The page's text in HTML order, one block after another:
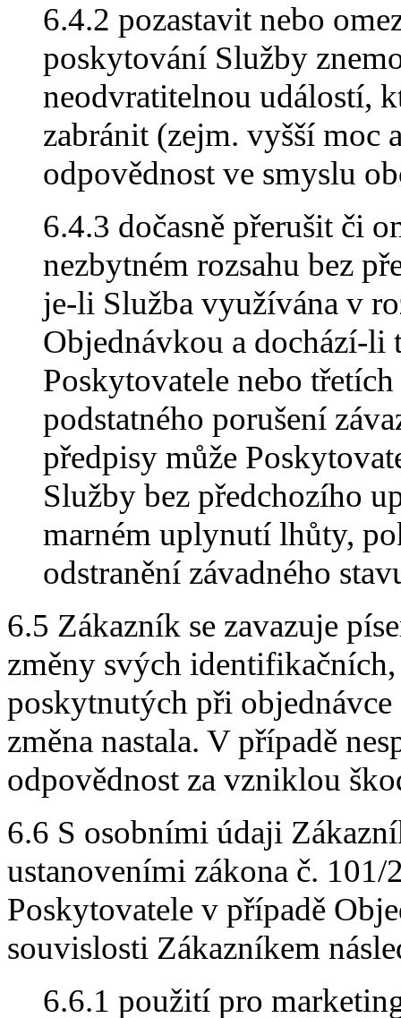
6.4.2 pozastavit nebo
poskytování Služby
neodvratitelnou událostí,
zabránit (zejm. vyšší
odpovědnost ve smyslu
6.4.3 dočasně přerušit či
nezbytném rozsahu bez
je-li Služba využívána v
Objednávkou a dochází-
Poskytovatele nebo
podstatného porušení
předpisy může
Služby bez předchozího
marném uplynutí lhůty,
odstranění závadného
6.5 Zákazník se zavazuje
změny svých
poskytnutých při
změna nastala. V případě
odpovědnost za vzniklou
6.6 S osobními údaji
ustanoveními zákona č.
Poskytovatele v případě
souvislosti Zákazníkem
6.6.1 použití pro